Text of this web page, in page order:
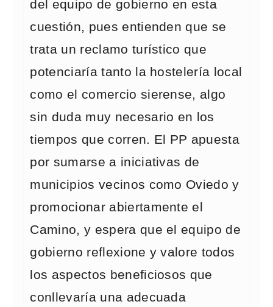
del equipo de gobierno en esta
cuestión, pues entienden que se
trata un reclamo turístico que
potenciaría tanto la hostelería local
como el comercio sierense, algo
sin duda muy necesario en los
tiempos que corren. El PP apuesta
por sumarse a iniciativas de
municipios vecinos como Oviedo y
promocionar abiertamente el
Camino, y espera que el equipo de
gobierno reflexione y valore todos
los aspectos beneficiosos que
conllevaría una adecuada